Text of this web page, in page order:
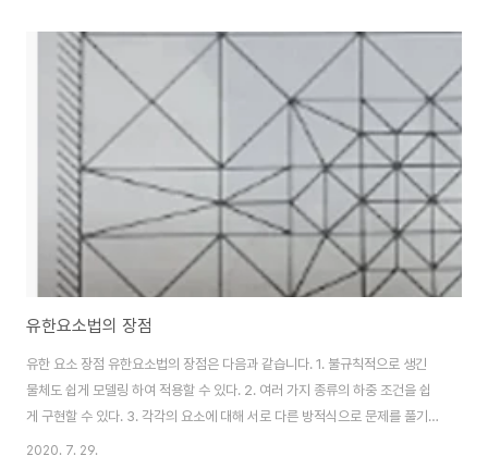
도 작업의 부산물인 제도 비용만 든다. 3) 형상과 조립성을 확인할 수 있다. -
고가의 제도 프로그램애서는 동시에 2개 이상의 부품을 화면에서 볼 수 있으며
부품의 조립성을 가시적이나 수치적으로 검토할 수 있다. 2. 단점 1) 만져볼 거
나 신제품의 느낌을 알 수 없다. - 각 부품이나 조립된 것을 만져보기를 ..
유한요소법의 장점
유한 요소 장점 유한요소법의 장점은 다음과 같습니다. 1. 불규칙적으로 생긴
물체도 쉽게 모델링 하여 적용할 수 있다. 2. 여러 가지 종류의 하중 조건을 쉽
게 구현할 수 있다. 3. 각각의 요소에 대해 서로 다른 방적식으로 문제를 풀기
때문에 다른 물질로 구성된 물체를 모델링 하기 편리하다. 4. 경계조건의 종류,
2020. 7. 29.